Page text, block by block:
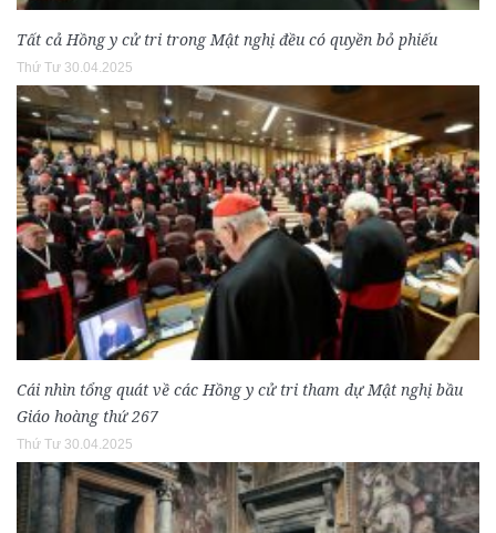
Tất cả Hồng y cử tri trong Mật nghị đều có quyền bỏ phiếu
Thứ Tư 30.04.2025
Cái nhìn tổng quát về các Hồng y cử tri tham dự Mật nghị bầu
Giáo hoàng thứ 267
Thứ Tư 30.04.2025